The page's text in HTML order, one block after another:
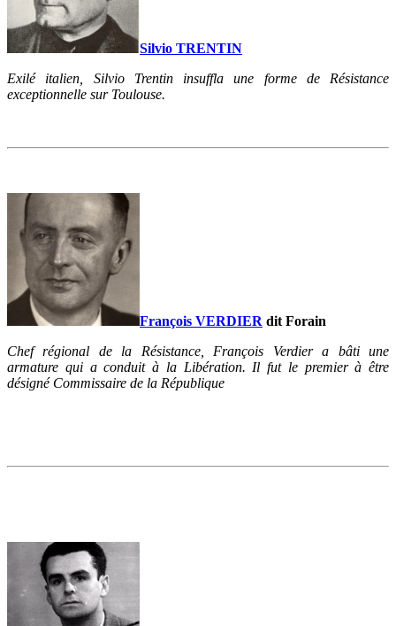
Silvio TRENTIN
Exilé italien, Silvio Trentin insuffla une forme de Résistance
exceptionnelle sur Toulouse.
François VERDIER dit Forain
Chef régional de la Résistance, François Verdier a bâti une
armature qui a conduit à la Libération. Il fut le premier à être
désigné Commissaire de la République